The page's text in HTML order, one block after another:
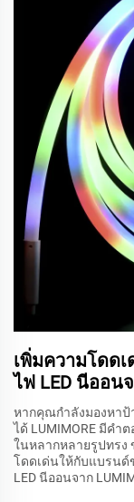
เพิ่มความโดด
ไฟ LED นีออน
หากคุณกำลังมองหาป้
ได้ LUMIMORE มีค
ในหลากหลายรูปทรง
โดดเด่นให้กับแบรน
LED นีออนจาก